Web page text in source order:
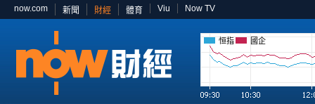
now.com 新聞 財經 體育 Viu Now TV
恒指 國企